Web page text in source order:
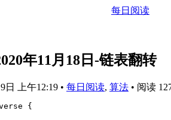
每日阅读
年11月18日-链表翻转
日 上午12:19 • 每日阅读, 算法 • 阅读
{